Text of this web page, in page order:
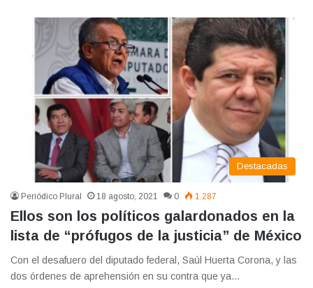
Destacadas
Periódico Plural 18 agosto, 2021 0 1.287
Ellos son los políticos galardonados en la
lista de “prófugos de la justicia” de México
Con el desafuero del diputado federal, Saúl Huerta Corona, y las
dos órdenes de aprehensión en su contra que ya…